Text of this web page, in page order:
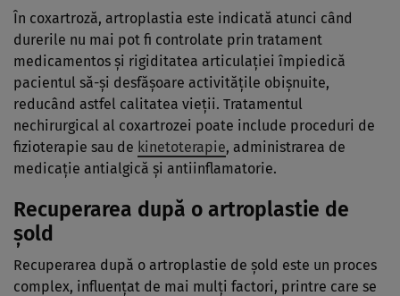
În coxartroză, artroplastia este indicată atunci când
durerile nu mai pot fi controlate prin tratament
medicamentos și rigiditatea articulației împiedică
pacientul să-și desfășoare activitățile obișnuite,
reducând astfel calitatea vieții. Tratamentul
nechirurgical al coxartrozei poate include proceduri de
fizioterapie sau de kinetoterapie, administrarea de
medicație antialgică și antiinflamatorie.
Recuperarea după o artroplastie de
șold
Recuperarea după o artroplastie de șold este un proces
complex, influențat de mai mulți factori, printre care se